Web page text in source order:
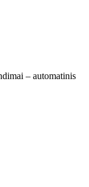
– automatinis